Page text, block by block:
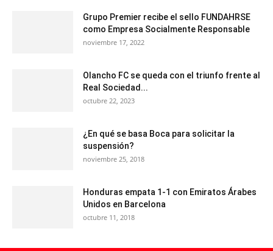
Grupo Premier recibe el sello FUNDAHRSE
como Empresa Socialmente Responsable
noviembre 17, 2022
Olancho FC se queda con el triunfo frente al
Real Sociedad...
octubre 22, 2023
¿En qué se basa Boca para solicitar la
suspensión?
noviembre 25, 2018
Honduras empata 1-1 con Emiratos Árabes
Unidos en Barcelona
octubre 11, 2018